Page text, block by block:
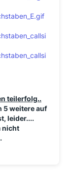
teilerfolg..
5 weitere auf
leider....
nicht